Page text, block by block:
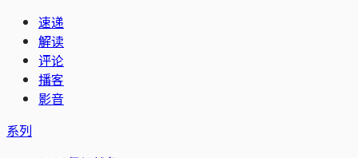
速递
解读
评论
播客
影音
系列